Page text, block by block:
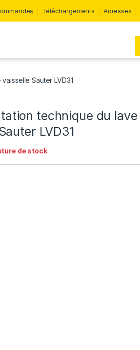
Téléchargements Adresses
Sauter LVD31
technique du lave
LVD31
de stock